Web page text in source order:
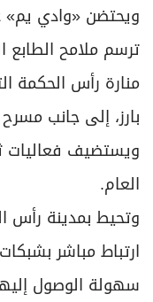
ويحتضن «وادي يم»
ترسم ملامح الطابع
منارة رأس الحكمة
ويستضيف فعاليات
العام.
وتحيط بمدينة رأس
ارتباط مباشر
سهولة الوصول